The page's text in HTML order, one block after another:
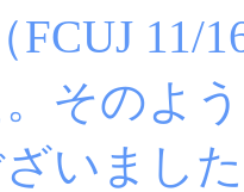
FCUJ 11/
そのよ
いまし